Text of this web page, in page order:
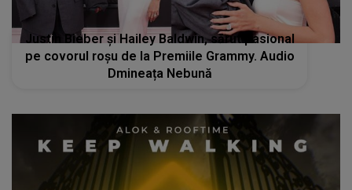
Justin Bieber și Hailey Baldwin, sărut pasional
pe covorul roșu de la Premiile Grammy. Audio
Dmineața Nebună